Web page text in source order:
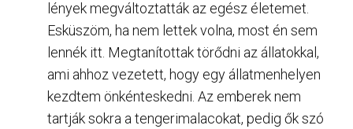
lények megváltoztatták az egész életemet.
Esküszöm, ha nem lettek volna, most én sem
lennék itt. Megtanítottak törődni az állatokkal,
ami ahhoz vezetett, hogy egy állatmenhelyen
kezdtem önkénteskedni. Az emberek nem
tartják sokra a tengerimalacokat, pedig ők szó